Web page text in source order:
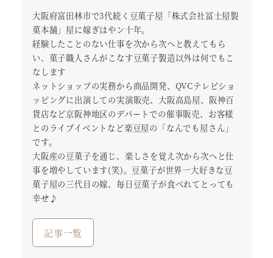
大阪府富田林市で3代続く豆菓子屋「株式会社冨士屋製
菓本舗」屋に嫁ぎはやン十年。
経験したことのない仕事を次から次へと教えてもら
い、菓子職人さんがこなす豆菓子製造以外は何でもこ
なします
ネットショップの実務から商品開発、QVCテレビショ
ッピングに出演しての実演販売、大阪高島屋、阪神百
貨店など京阪神地区のデパートでの催事販売、お客様
とのライブイベントなど楽豆屋の「なんでも屋さん」
です。
大阪産の豆菓子を通じ、楽しさを覚え次から次へと仕
事を増やしています(笑)。豆菓子が世界一大好きな豆
菓子屋の三代目の嫁、毎日豆菓子が食べれてとっても
幸せ♪
記事一覧